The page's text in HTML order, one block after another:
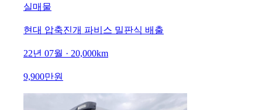
실매물
현대 압축진개 파비스 밀판식 배출
22년 07월 · 20,000km
9,900만원